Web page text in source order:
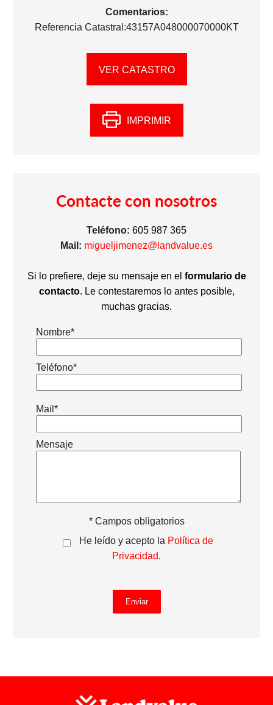
Comentarios:
Referencia Catastral:43157A048000070000KT
VER CATASTRO
IMPRIMIR
Contacte con nosotros
Teléfono: 605 987 365
Mail: migueljimenez@landvalue.es
Si lo prefiere, deje su mensaje en el formulario de
contacto. Le contestaremos lo antes posible,
muchas gracias.
Nombre*
Teléfono*
Mail*
Mensaje
* Campos obligatorios
He leído y acepto la Política de
Privacidad.
Enviar